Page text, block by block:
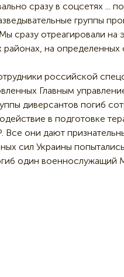
сразу в соцсетях ...
группы
сразу отреагировали
на
российской
Главным
диверсантов погиб
в подготовке
они дают
сил Украины
один военнослужащий